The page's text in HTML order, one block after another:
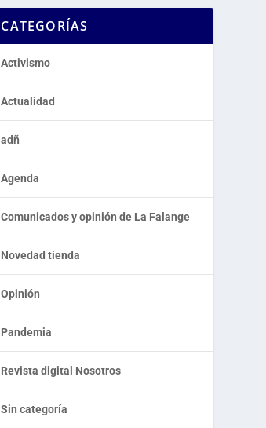
CATEGORÍAS
Activismo
Actualidad
adñ
Agenda
Comunicados y opinión de La Falange
Novedad tienda
Opinión
Pandemia
Revista digital Nosotros
Sin categoría